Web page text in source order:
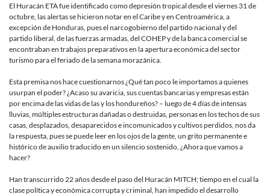
y
el
del
El Huracán ETA fue identificado como depresión tropical desde el viernes 31 de
octubre, las alertas se hicieron notar en el Caribe y en Centroamérica, a
excepción de Honduras, pues el narcogobierno del partido nacional y del
partido liberal, de las fuerzas armadas, del COHEP y de la banca comercial se
encontraban en trabajos preparativos en la apertura económica del sector
turismo para el feriado de la semana morazánica.
Esta premisa nos hace cuestionarnos ¿Qué tan poco le importamos a quienes
usurpan el poder? ¿Acaso su avaricia, sus cuentas bancarias y empresas están
por encima de las vidas de las y los hondureños? – luego de 4 días de intensas
lluvias, múltiples estructuras dañadas o destruidas, personas en los techos de sus
casas, desplazados, desaparecidos e incomunicados y cultivos perdidos, nos da
la respuesta, pues se puede leer en los ojos de la gente, un grito permanente e
histórico de auxilio traducido en un silencio sostenido, ¿Ahora que vamos a
hacer?
Han transcurrido 22 años desde el paso del Huracán MITCH; tiempo en el cual la
clase política y económica corrupta y criminal, han impedido el desarrollo